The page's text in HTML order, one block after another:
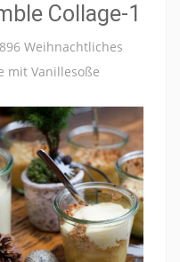
Collage-1
Weihnachtliches
mit Vanillesoße